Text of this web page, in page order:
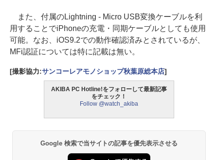
また、付属のLightning - Micro USB変換ケーブルを利
用することでiPhoneの充電・同期ケーブルとしても使用
可能。なお、iOS9.2での動作確認済みとされているが、
MFi認証については特に記載は無い。
[撮影協力:サンコーレアモノショップ秋葉原総本店]
AKIBA PC Hotline!をフォローして最新記事
をチェック！
Follow @watch_akiba
Google 検索で当サイトの記事を優先表示させる